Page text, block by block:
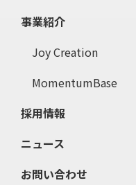
事業紹介
Joy Creation
MomentumBase
採用情報
ニュース
お問い合わせ